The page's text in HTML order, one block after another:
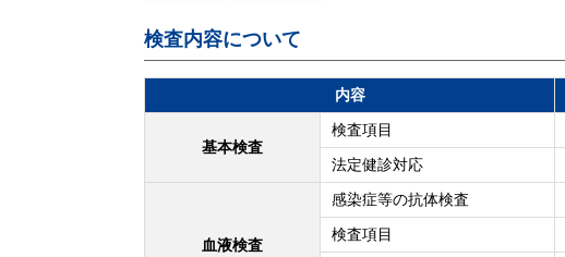
検査内容について
内容
基本検査
検査項目
法定健診対応
血液検査
感染症等の抗体検査
検査項目